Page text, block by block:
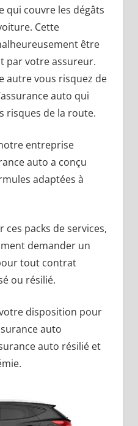
qui couvre les dégâts
Cette
être
par votre assureur.
autre vous risquez de
auto qui
risques de la route.
entreprise
auto a conçu
adaptées à
packs de services,
demander un
tout contrat
ou résilié.
disposition pour
auto
auto résilié et